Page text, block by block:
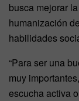
busca mejorar
humanización
habilidades
“Para ser una
muy
escucha activa